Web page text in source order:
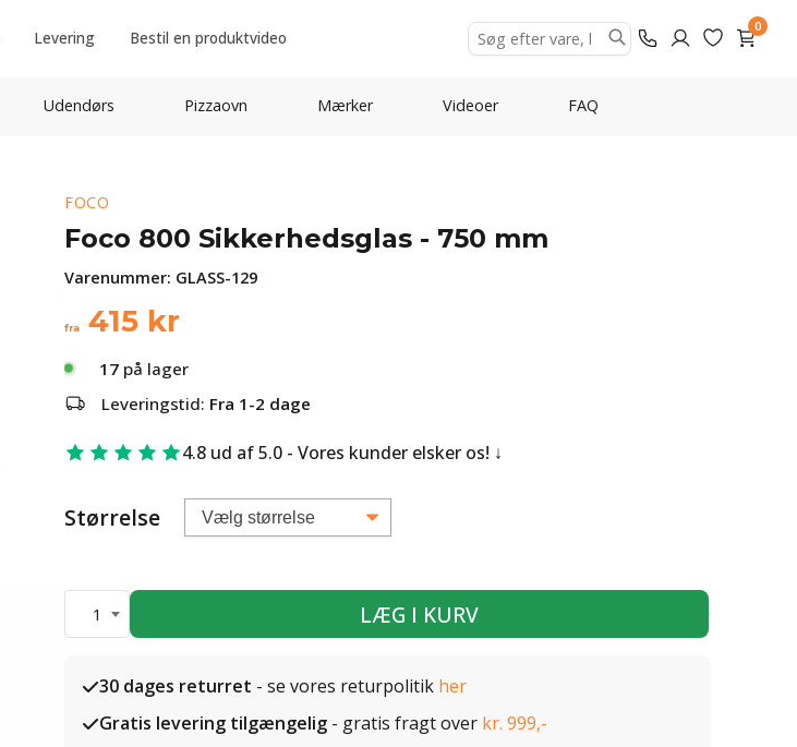
Levering Bestil en produktvideo
0
Udendørs Pizzaovn Mærker Videoer FAQ
FOCO
Foco 800 Sikkerhedsglas - 750 mm
Varenummer: GLASS-129
fra 415 kr
17 på lager
Leveringstid: Fra 1-2 dage
4.8 ud af 5.0 - Vores kunder elsker os!
Størrelse
1 LÆG I KURV
30 dages returret - se vores returpolitik her
Gratis levering tilgængelig - gratis fragt over kr. 999,-